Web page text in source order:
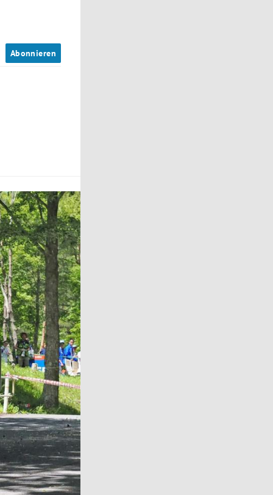
Abonnieren